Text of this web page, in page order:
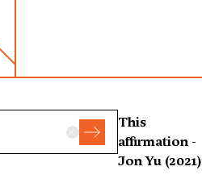
This
affirmation -
Jon Yu (2021)